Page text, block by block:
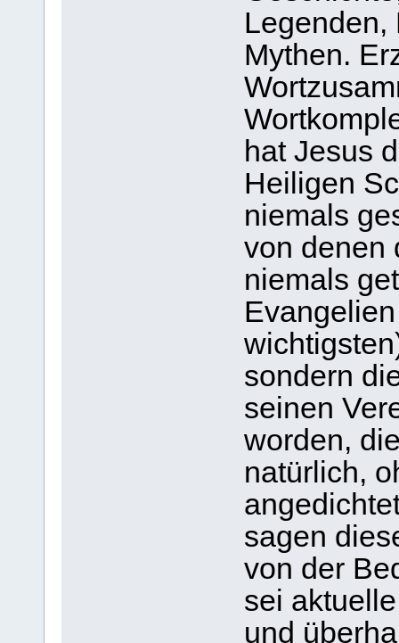
Legenden,
Mythen.
hat Jesus
Heiligen
niemals
von denen
niemals
sondern
seinen
worden,
natürlich,
sagen
von der
sei
und